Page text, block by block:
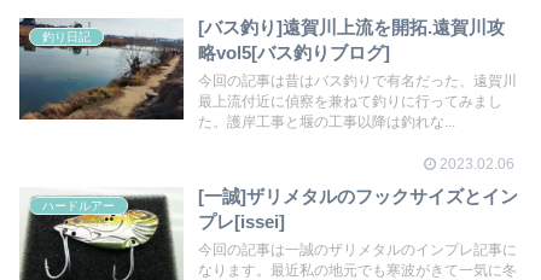
釣り日記
[バス釣り]遠賀川上流を開拓.遠賀川攻
略vol5[バス釣りブログ]
今回の記事は昔はバス釣りで有名だった、遠賀川
最上流付近に偵察を兼ねて釣りに行ってみまし
た。護岸工事と堰の工事以降は釣れな...
2023.02.06
ハードルアー
[一誠]ザリメタルのフックサイズとイン
プレ[issei]
今回の記事は一誠のザリメタルのインプレ記事に
なります。最近私の地元でも寒波がきて一気に冬